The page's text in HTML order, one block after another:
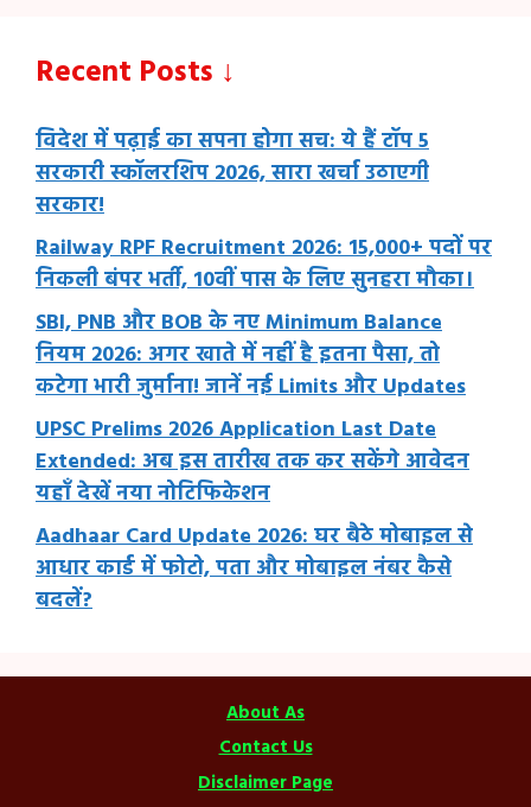
Recent Posts ↓
विदेश में पढ़ाई का सपना होगा सच: ये हैं टॉप 5
सरकारी स्कॉलरशिप 2026, सारा खर्चा उठाएगी
सरकार!
Railway RPF Recruitment 2026: 15,000+ पदों पर
निकली बंपर भर्ती, 10वीं पास के लिए सुनहरा मौका।
SBI, PNB और BOB के नए Minimum Balance
नियम 2026: अगर खाते में नहीं है इतना पैसा, तो
कटेगा भारी जुर्माना! जानें नई Limits और Updates
UPSC Prelims 2026 Application Last Date
Extended: अब इस तारीख तक कर सकेंगे आवेदन
यहाँ देखें नया नोटिफिकेशन
Aadhaar Card Update 2026: घर बैठे मोबाइल से
आधार कार्ड में फोटो, पता और मोबाइल नंबर कैसे
बदलें?
About As
Contact Us
Disclaimer Page